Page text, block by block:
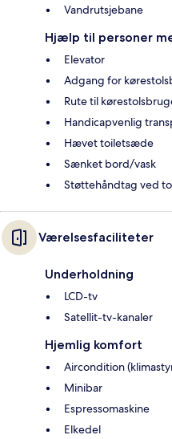
Vandrutsjebane
Hjælp til personer
Elevator
Adgang for
Rute til
Handicapvenlig
Hævet toiletsæde
Sænket bord/vask
Støttehåndtag ved
Værelsesfaciliteter
Underholdning
LCD-tv
Satellit-tv-kanaler
Hjemlig komfort
Aircondition
Minibar
Espressomaskine
Elkedel